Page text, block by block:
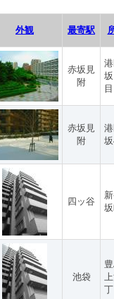
外観 最寄駅
赤坂見
附
目
赤坂見
附
四ッ谷
池袋